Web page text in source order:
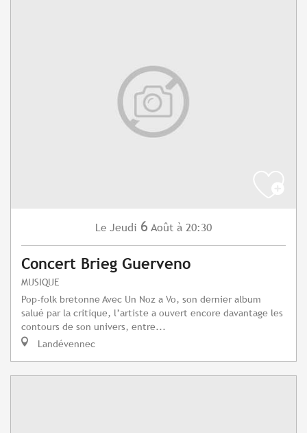
Le Jeudi 6 Août à 20:30
Concert Brieg Guerveno
MUSIQUE
Pop-folk bretonne Avec Un Noz a Vo, son dernier album
salué par la critique, l’artiste a ouvert encore davantage les
contours de son univers, entre...
Landévennec